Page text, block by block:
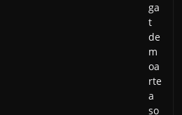
ga
t
de
m
oa
rte
a
so